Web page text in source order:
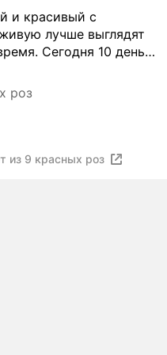
и красивый с
лучше выглядят
Сегодня 10 день…
роз
из 9 красных роз